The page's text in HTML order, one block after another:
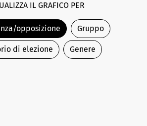
IL GRAFICO PER
opposizione Gruppo
di elezione Genere